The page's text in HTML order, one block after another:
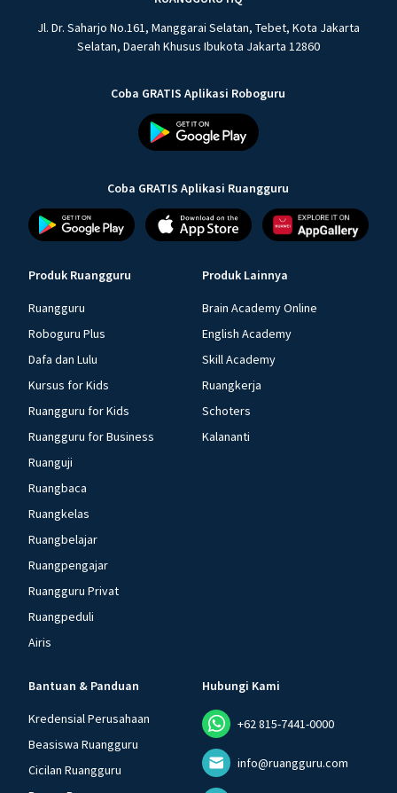
Jl. Dr. Saharjo No.161, Manggarai Selatan, Tebet, Kota Jakarta
Selatan, Daerah Khusus Ibukota Jakarta 12860
Coba GRATIS Aplikasi Roboguru
Coba GRATIS Aplikasi Ruangguru
Produk Ruangguru
Ruangguru
Roboguru Plus
Dafa dan Lulu
Kursus for Kids
Ruangguru for Kids
Ruangguru for Business
Ruanguji
Ruangbaca
Ruangkelas
Ruangbelajar
Ruangpengajar
Ruangguru Privat
Ruangpeduli
Airis
Produk Lainnya
Brain Academy Online
English Academy
Skill Academy
Ruangkerja
Schoters
Kalananti
Bantuan & Panduan
Kredensial Perusahaan
Beasiswa Ruangguru
Cicilan Ruangguru
Hubungi Kami
+62 815-7441-0000
info@ruangguru.com